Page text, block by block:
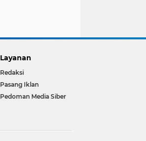
Layanan
Redaksi
Pasang Iklan
Pedoman Media Siber